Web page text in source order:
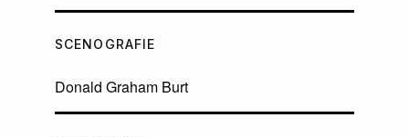
SCENOGRAFIE
Donald Graham Burt